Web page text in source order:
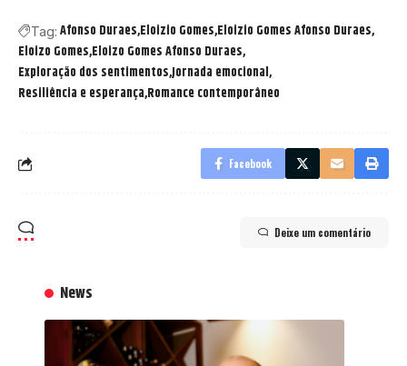
Tag: Afonso Duraes Eloizio Gomes Eloizio Gomes Afonso Duraes
Eloizo Gomes Eloizo Gomes Afonso Duraes
Exploração dos sentimentosJornada emocional
Resiliência e esperança Romance contemporâneo
Facebook
Deixe um comentário
News